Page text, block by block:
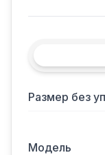
Размер без
Модель